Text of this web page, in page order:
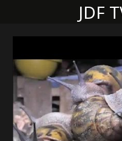
JDF